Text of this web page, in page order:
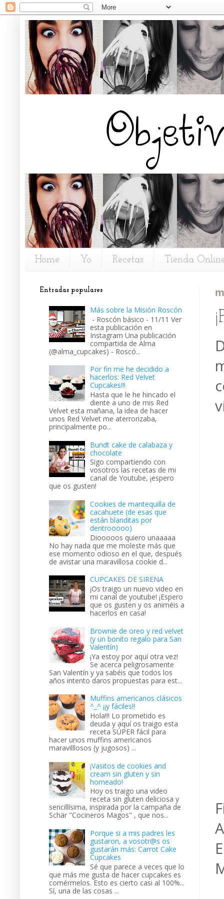
Home Yo Recetas Tienda
Entradas populares
Más sobre la Misión Roscón
- Roscón básico - 11/11 Ver
esta publicación en
Instagram Una publicación
compartida de Alma
(@alma_cupcakes) - Roscó...
Por fin me he decidido a
hacerlos: Red Velvet
Cupcakes!!!
Hasta que le he hincado el
diente a uno de mis Red
Velvet esta mañana, la idea de hacer
unos Red Velvet me aterrorizaba,
principalmente po...
Bundt cake de calabaza y
chocolate
Sigo compartiendo con
vosotros las recetas de mi
canal de Youtube, ¡espero
que os gusten!
Cookies de mantequilla de
cacahuete (de esas que
están blanditas por
dentrooooo)
Diooooos quiero unaaaaa
No hay nada que me moleste más que
ese momento odioso en el que, después
de avistar una maravillosa cookie d...
CUPCAKES DE SIRENA
¡Os traigo un nuevo video en
mi canal de youtube! ¡Espero
que os gusten y os animéis a
hacerlos en casa!
Brownie de oreo y red velvet
(y un bonito regalo para San
Valentín)
¡Ya estoy por aquí otra vez!
Se acerca peligrosamente
San Valentín y ya sabéis que todos los
años intento daros propuestas para est...
Muffins americanos clásicos
^_^ ¡¡y fáciles!!
Hola!!! Lo prometido es
deuda y aquí os traigo esta
receta SÚPER fácil para
hacer unos muffins americanos
maravilllosos (y jugosos) ...
¡Vasitos de cookies and
cream sin gluten y sin
horneado!
Hoy os traigo una video
receta sin gluten deliciosa y
sencillísima, inspirada por la campaña de
Schär "Cocineros Magos" , que nos...
Porque si a mis padres les
gustaron, a vosotr@s os
gustarán más: Carrot Cake
Cupcakes
Sé que parece a veces que lo
que más me gusta de hacer cupcakes es
comérmelos. Esto es cierto casi al 100%...
Sí, una de las cosas ...